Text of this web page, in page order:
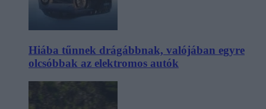
Hiába tűnnek drágábbnak, valójában egyre
olcsóbbak az elektromos autók